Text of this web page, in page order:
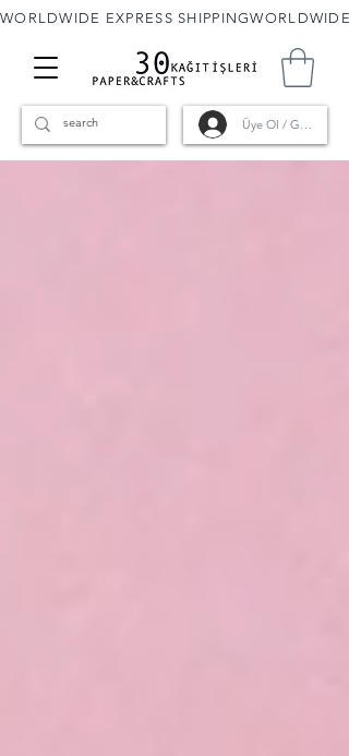
WORLDWIDE EXPRESS SHIPPING
Üye Ol / Giriş